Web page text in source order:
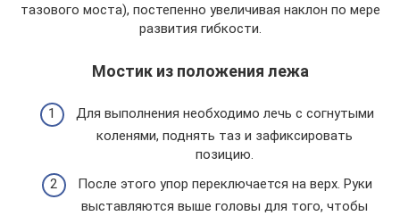
тазового моста), постепенно увеличивая наклон по мере
развития гибкости.
Мостик из положения лежа
Для выполнения необходимо лечь с согнутыми
коленями, поднять таз и зафиксировать
позицию.
После этого упор переключается на верх. Руки
выставляются выше головы для того, чтобы